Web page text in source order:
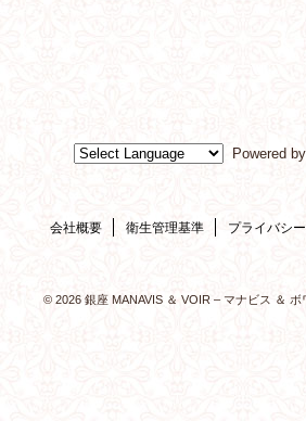
Powered by
会社概要 衛生管理基準 プライバシ
© 2026 銀座 MANAVIS ＆ VOIR – マナビス ＆ ボ